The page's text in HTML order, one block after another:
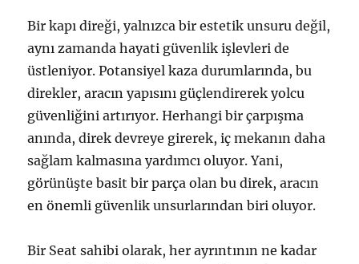
Bir kapı direği, yalnızca bir estetik unsuru değil,
aynı zamanda hayati güvenlik işlevleri de
üstleniyor. Potansiyel kaza durumlarında, bu
direkler, aracın yapısını güçlendirerek yolcu
güvenliğini artırıyor. Herhangi bir çarpışma
anında, direk devreye girerek, iç mekanın daha
sağlam kalmasına yardımcı oluyor. Yani,
görünüşte basit bir parça olan bu direk, aracın
en önemli güvenlik unsurlarından biri oluyor.
Bir Seat sahibi olarak, her ayrıntının ne kadar